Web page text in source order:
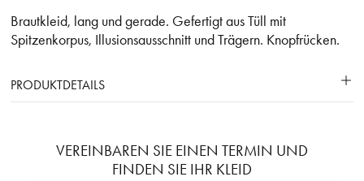
Brautkleid, lang und gerade. Gefertigt aus Tüll mit
Spitzenkorpus, Illusionsausschnitt und Trägern. Knopfrücken.
PRODUKTDETAILS
VEREINBAREN SIE EINEN TERMIN UND
FINDEN SIE IHR KLEID